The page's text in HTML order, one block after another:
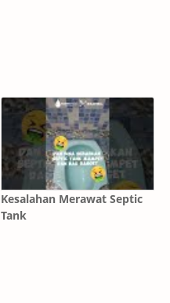
Kesalahan Merawat Septic
Tank